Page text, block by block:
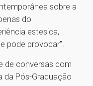
sobre a
do
estesica,
pode provocar”.
de conversas com
da Pós-Graduação